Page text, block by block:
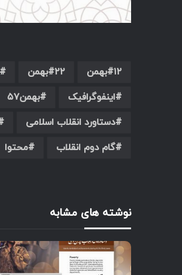
۱۲بهمن ۲۲بهمن
اینفوگرافیک
بهمن۵۷
دستاورد انقلاب اسلامی
گام دوم انقلاب
محتوا
نوشته های مشابه